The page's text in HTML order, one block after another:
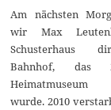
Am nächsten
wir Max
Schusterhaus
Bahnhof, das
wurde. 2010